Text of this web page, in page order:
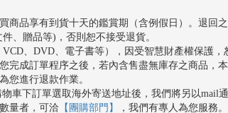
商品享有到貨十天的鑑賞期（含例假日）。退
、贈品等)，否則恕不接受退貨。
、DVD、電子書等），因受智慧財產權保護
完成訂單程序之後，若內含售盡無庫存之商品
您進行退款作業。
車下訂單選取海外寄送地址後，我們將另以
量者，可洽 【團購部門】 ，我們有專人為您服務。